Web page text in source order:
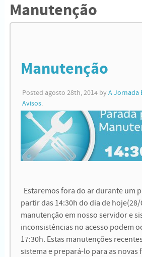
Manutenção
Manutenção
Posted agosto 28th, 2014by A Jornada
Avisos.
Estaremos fora do ar durante um
partir das 14:30h do dia de
manutenção em nosso servidor e
inconsistências no acesso podem
17:30h. Estas manutenções
sistema e prepará-lo para as novas